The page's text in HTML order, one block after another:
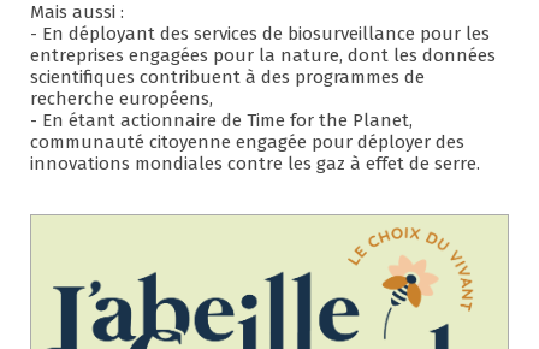
Mais aussi :
- En déployant des services de biosurveillance pour les
entreprises engagées pour la nature, dont les données
scientifiques contribuent à des programmes de
recherche européens,
- En étant actionnaire de Time for the Planet,
communauté citoyenne engagée pour déployer des
innovations mondiales contre les gaz à effet de serre.